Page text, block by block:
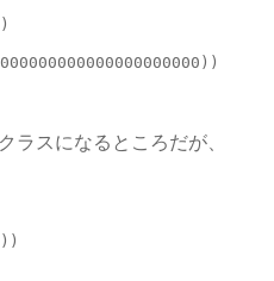
ラスになるところだが、